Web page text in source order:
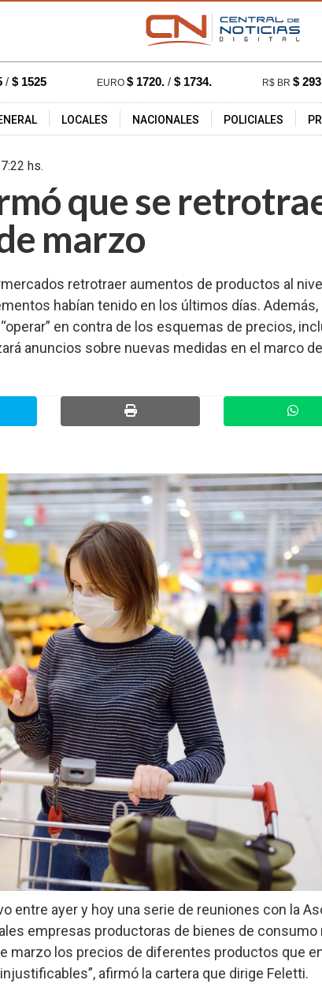
/ $ 1525 EURO $ 1720. / $ 1734. R$ BR $
LOCALES NACIONALES POLICIALES
- 17:22 hs.
que se
marzo
retrotraer aumentos de productos al
habían tenido en los últimos días.
en contra de los esquemas de precios,
anuncios sobre nuevas medidas en el marco
entre ayer y hoy una serie de reuniones con la
empresas productoras de bienes de consumo
marzo los precios de diferentes productos que
afirmó la cartera que dirige Feletti.